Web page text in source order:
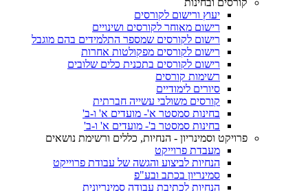
קורסים ובחינות
יעוץ ורישום לקורסים
רישום מאוחר לקורסים ושינויים
רישום לקורסים שמספר התלמידים בהם מוגבל
רישום לקורסים מפקולטות אחרות
רישום לקורסים בתכנית כלים שלובים
רשימות קורסים
סיורים לימודיים
קורסים משולבי עשייה חברתית
בחינות סמסטר א'- מועדים א' ו-ב'
בחינות סמסטר ב'- מועדים א' ו-ב'
פרויקט וסמינריון - הנחיות, כללים ורשימת נושאים
מעבדת פרוייקט
הנחיות לביצוע והגשה של עבודת פרוייקט
סמינריון בכתב ובע"פ
הנחיות לכתיבת עבודה סמינריונית